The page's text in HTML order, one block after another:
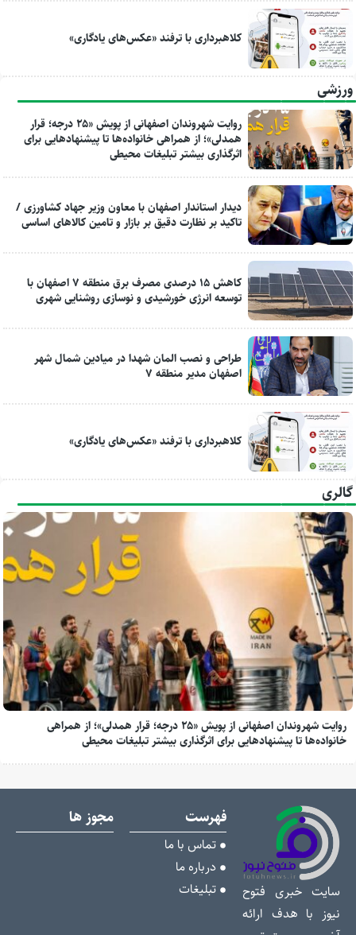
کلاهبرداری با ترفند «عکس‌های یادگاری»
ورزشی
روایت شهروندان اصفهانی از پویش «۲۵ درجه؛ قرار
همدلی»؛ از همراهی خانواده‌ها تا پیشنهادهایی برای
اثرگذاری بیشتر تبلیغات محیطی
دیدار استاندار اصفهان با معاون وزیر جهاد کشاورزی /
تاکید بر نظارت دقیق بر بازار و تامین کالاهای اساسی
کاهش ۱۵ درصدی مصرف برق منطقه ۷ اصفهان با
توسعه انرژی خورشیدی و نوسازی روشنایی شهری
طراحی و نصب المان شهدا در میادین شمال شهر
اصفهان مدیر منطقه ۷
کلاهبرداری با ترفند «عکس‌های یادگاری»
گالری
روایت شهروندان اصفهانی از پویش «۲۵ درجه؛ قرار همدلی»؛ از همراهی
خانواده‌ها تا پیشنهادهایی برای اثرگذاری بیشتر تبلیغات محیطی
سایت خبری فتوح
نیوز با هدف ارائه
فهرست
تماس با ما
درباره ما
تبلیغات
مجوز ها